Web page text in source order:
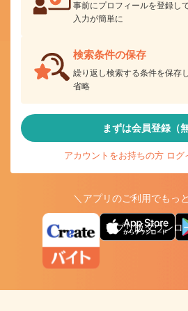
事前にプロフィールを登録し
入力が簡単に
検索条件の保存
繰り返し検索する条件を保存
省略
まずは会員登録（無
アカウントをお持ちの方 ログ
＼アプリのご利用でもっ
アプリ版ダウンロ